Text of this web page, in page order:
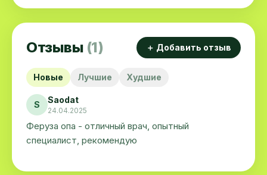
Отзывы (1) ＋ Добавить отзыв
Новые Лучшие Худшие
S Saodat
24.04.2025
Феруза опа - отличный врач, опытный
специалист, рекомендую